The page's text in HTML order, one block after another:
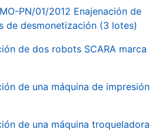
PN/01/2012 Enajenación de
de desmonetización (3 lotes)
de dos robots SCARA marca
de una máquina de impresión
de una máquina troqueladora